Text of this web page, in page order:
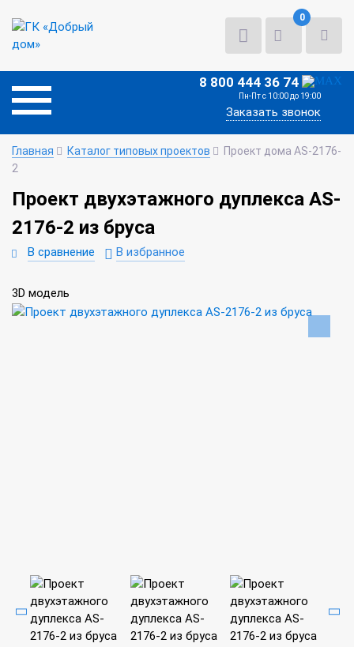
0
8 800 444 36 74
Пн-Пт с 10:00 до 19:00
Заказать звонок
Главная Каталог типовых проектов
Проект дома AS-2176-
2
Проект двухэтажного дуплекса AS-
2176-2 из бруса
В сравнение В избранное
3D модель